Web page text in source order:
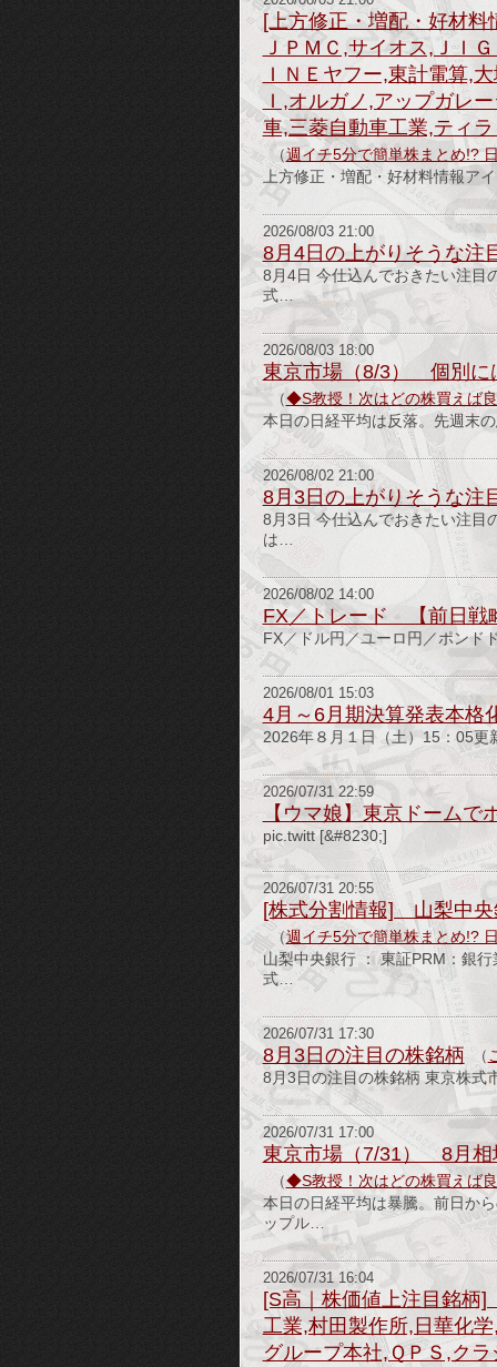
[上方修正・増配・好材
ＪＰＭＣ,サイオス,ＪＩ
ＩＮＥヤフー,東計電算,
Ｉ,オルガノ,アップガレ
車,三菱自動車工業,ティ
（週イチ5分で簡単株まとめ!?
上方修正・増配・好材料情報ア
2026/08/03 21:00
8月4日の上がりそうな注
8月4日 今仕込んでおきたい注
式…
2026/08/03 18:00
東京市場（8/3） 個別に
（◆S教授！次はどの株買えば
本日の日経平均は反落。先週末
2026/08/02 21:00
8月3日の上がりそうな注
8月3日 今仕込んでおきたい注
は…
2026/08/02 14:00
FX／トレード 【前日戦
FX／ドル円／ユーロ円／ポンド
2026/08/01 15:03
4月～6月期決算発表本
2026年８月１日（土）15：05
2026/07/31 22:59
【ウマ娘】東京ドームで
pic.twitt [&#8230;]
2026/07/31 20:55
[株式分割情報] 山梨中
（週イチ5分で簡単株まとめ!?
山梨中央銀行 ： 東証PRM：銀
式…
2026/07/31 17:30
8月3日の注目の株銘柄 （
8月3日の注目の株銘柄 東京株式
2026/07/31 17:00
東京市場（7/31） 8月相
（◆S教授！次はどの株買えば
本日の日経平均は暴騰。前日か
ップル…
2026/07/31 16:04
[S高｜株価値上注目銘柄
工業,村田製作所,日華化
グループ本社,ＱＰＳ,ク